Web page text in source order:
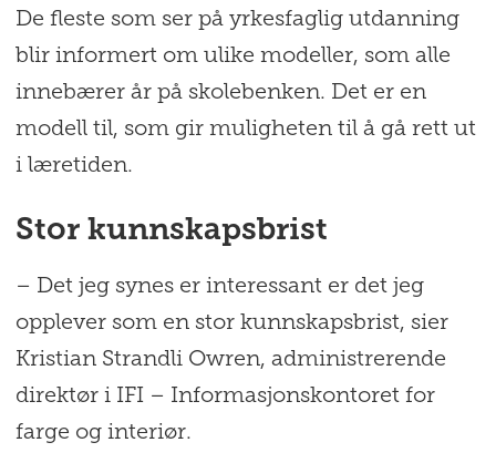
De fleste som ser på yrkesfaglig utdanning
blir informert om ulike modeller, som alle
innebærer år på skolebenken. Det er en
modell til, som gir muligheten til å gå rett ut
i læretiden.
Stor kunnskapsbrist
– Det jeg synes er interessant er det jeg
opplever som en stor kunnskapsbrist, sier
Kristian Strandli Owren, administrerende
direktør i IFI – Informasjonskontoret for
farge og interiør.